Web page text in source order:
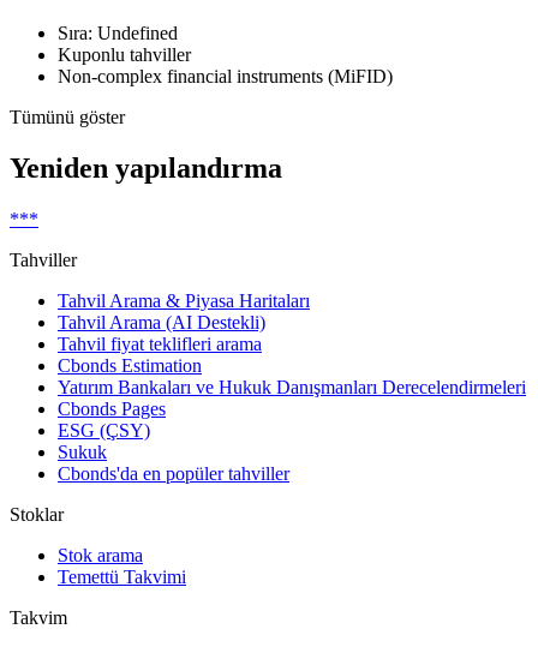
Sıra: Undefined
Kuponlu tahviller
Non-complex financial instruments (MiFID)
Tümünü göster
Yeniden yapılandırma
***
Tahviller
Tahvil Arama & Piyasa Haritaları
Tahvil Arama (AI Destekli)
Tahvil fiyat teklifleri arama
Cbonds Estimation
Yatırım Bankaları ve Hukuk Danışmanları Derecelendirmeleri
Cbonds Pages
ESG (ÇSY)
Sukuk
Cbonds'da en popüler tahviller
Stoklar
Stok arama
Temettü Takvimi
Takvim